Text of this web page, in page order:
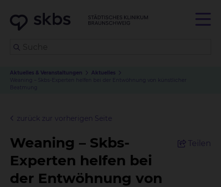
Aktuelles & Veranstaltungen
Aktuelles
Weaning – Skbs-Experten helfen bei der Entwöhnung von künstlicher
Beatmung
zurück zur vorherigen Seite
Weaning – Skbs-
Experten helfen bei
der Entwöhnung von
Teilen